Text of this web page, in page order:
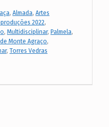
, Almada, Artes
2022,
, Multidisciplinar, Palmela,
Monte Agraço,
, Torres Vedras